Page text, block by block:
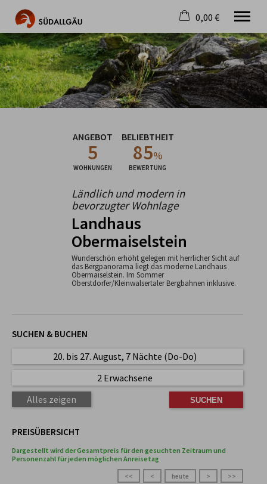
Die schönste Seite im Allgäu
Aktuell
Destination
Gastgeber
0,00 €
×
Warenkorb ist leer
Ländlich und modern in
bevorzugter Wohnlage
Landhaus
Obermaiselstein
Wunderschön erhöht gelegen mit herrlicher Sicht auf
das Bergpanorama liegt das moderne Landhaus
Obermaiselstein. Im Sommer
Oberstdorfer/Kleinwalsertaler Bergbahnen inklusive.
ANGEBOT
5
WOHNUNGEN
BELIEBTHEIT
85%
BEWERTUNG
SUCHEN & BUCHEN
20. bis 27. August, 7 Nächte (Do-Do)
2 Erwachsene
Alles zeigen
PREISÜBERSICHT
Dargestellt wird der Gesamtpreis für den gesuchten Zeitraum und
Personenzahl für jeden möglichen Anreisetag
>>
>
heute
<
<<